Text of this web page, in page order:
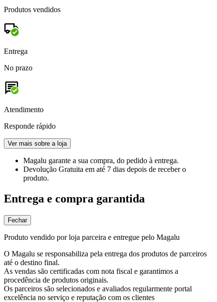
Produtos vendidos
Entrega
No prazo
Atendimento
Responde rápido
Ver mais sobre a loja
Magalu garante a sua compra, do pedido à entrega.
Devolução Gratuita em até 7 dias depois de receber o
produto.
Entrega e compra garantida
Fechar
Produto vendido por loja parceira e entregue pelo Magalu
O Magalu se responsabiliza pela entrega dos produtos de parceiros
até o destino final.
As vendas são certificadas com nota fiscal e garantimos a
procedência de produtos originais.
Os parceiros são selecionados e avaliados regularmente portal
excelência no serviço e reputação com os clientes